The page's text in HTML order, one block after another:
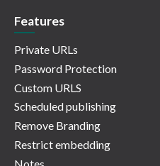
Features
Private URLs
Password Protection
Custom URLS
Scheduled publishing
Remove Branding
Restrict embedding